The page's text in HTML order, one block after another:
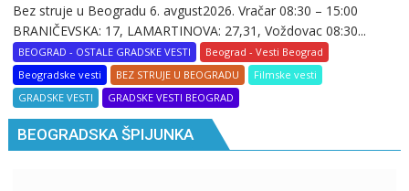
Bez struje u Beogradu 6. avgust2026. Vračar 08:30 – 15:00
BRANIČEVSKA: 17, LAMARTINOVA: 27,31, Voždovac 08:30...
BEOGRAD - OSTALE GRADSKE VESTI
Beograd - Vesti Beograd
Beogradske vesti
BEZ STRUJE U BEOGRADU
Filmske vesti
GRADSKE VESTI
GRADSKE VESTI BEOGRAD
BEOGRADSKA ŠPIJUNKA